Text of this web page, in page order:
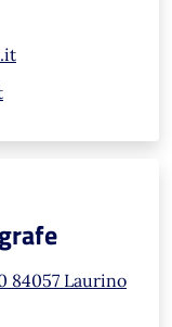
84057 Laurino